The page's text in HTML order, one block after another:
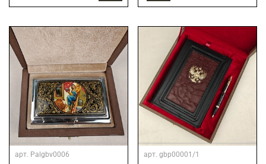
арт. Palgbv0006 арт. gbp00001/1